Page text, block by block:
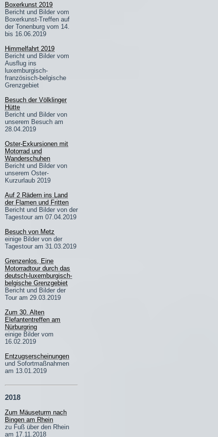
Boxerkunst 2019
Bericht und Bilder vom
Boxerkunst-Treffen auf
der Tonenburg vom 14.
bis 16.06.2019
Himmelfahrt 2019
Bericht und Bilder vom
Ausflug ins
luxemburgisch-
französisch-belgische
Grenzgebiet
Besuch der Völklinger
Hütte
Bericht und Bilder von
unserem Besuch am
28.04.2019
Oster-Exkursionen mit
Motorrad und
Wanderschuhen
Bericht und Bilder von
unserem Oster-
Kurzurlaub 2019
Auf 2 Rädern ins Land
der Flamen und Fritten
Bericht und Bilder von der
Tagestour am 07.04.2019
Besuch von Metz
einige Bilder von der
Tagestour am 31.03.2019
Grenzenlos, Eine
Motorradtour durch das
deutsch-luxemburgisch-
belgische Grenzgebiet
Bericht und Bilder der
Tour am 29.03.2019
Zum 30. Alten
Elefantentreffen am
Nürburgring
einige Bilder vom
16.02.2019
Entzugserscheinungen
und Sofortmaßnahmen
am 13.01.2019
2018
Zum Mäuseturm nach
Bingen am Rhein
zu Fuß über den Rhein
am 17.11.2018